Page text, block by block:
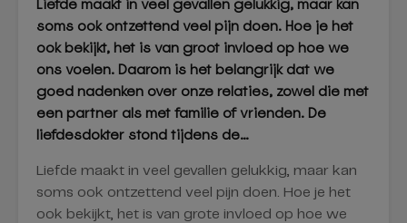
Liefde maakt in veel gevallen gelukkig, maar kan
soms ook ontzettend veel pijn doen. Hoe je het
ook bekijkt, het is van groot invloed op hoe we
ons voelen. Daarom is het belangrijk dat we
goed nadenken over onze relaties, zowel die met
een partner als met familie of vrienden. De
liefdesdokter stond tijdens de…
Liefde maakt in veel gevallen gelukkig, maar kan
soms ook ontzettend veel pijn doen. Hoe je het
ook bekijkt, het is van grote invloed op hoe we